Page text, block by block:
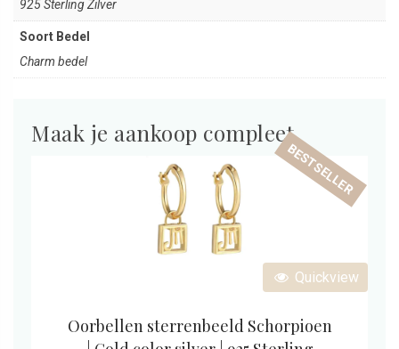
925 Sterling Zilver
Soort Bedel
Charm bedel
Maak je aankoop compleet
Quickview
BESTSELLER
Oorbellen sterrenbeeld Schorpioen